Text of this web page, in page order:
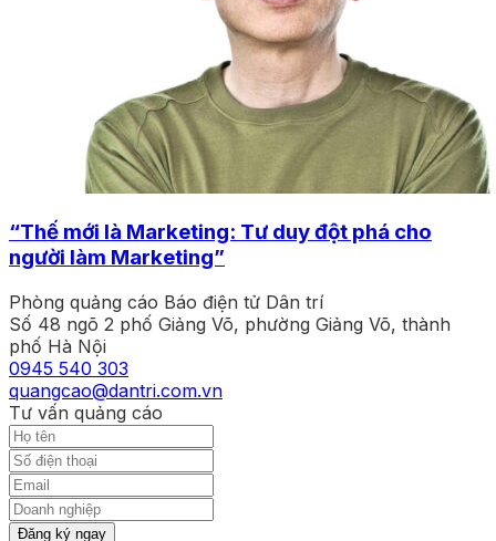
“Thế mới là Marketing: Tư duy đột phá cho
người làm Marketing”
Phòng quảng cáo Báo điện tử Dân trí
Số 48 ngõ 2 phố Giảng Võ, phường Giảng Võ, thành
phố Hà Nội
0945 540 303
quangcao@dantri.com.vn
Tư vấn quảng cáo
Đăng ký ngay